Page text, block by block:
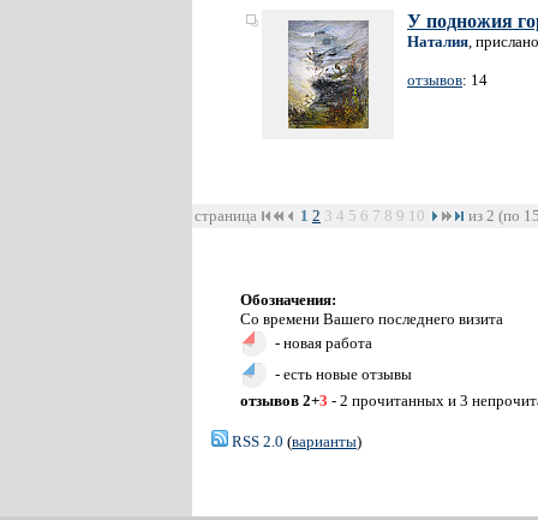
У подножия
Наталия,
отзывов: 14
страница 1 2 3 4 5 6 7 8 9 10 из 2 (по
Обозначения:
Со времени Вашего последнего визита
- новая работа
- есть новые отзывы
отзывов 2+3 - 2 прочитанных и 3
RSS 2.0 (варианты)